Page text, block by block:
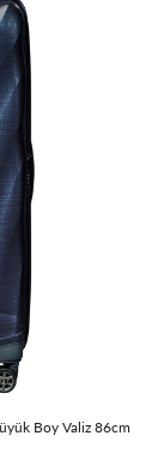
Boy Valiz 86cm